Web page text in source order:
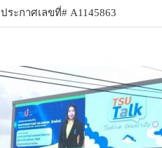
ประกาศเลขที่# A1145863